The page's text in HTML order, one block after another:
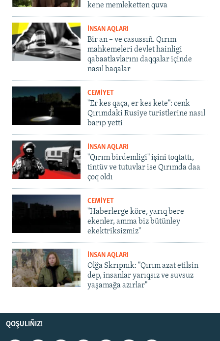
kene memleketten quva
İNSAN AQLARI
Bir an – ve casussıñ. Qırım
mahkemeleri devlet hainligi
qabaatlavlarını daqqalar içinde
nasıl baqalar
CEMİYET
"Er kes qaça, er kes kete": cenk
Qırımdaki Rusiye turistlerine nasıl
barıp yetti
İNSAN AQLARI
"Qırım birdemligi" işini toqtattı,
tintüv ve tutuvlar ise Qırımda daa
çoq oldı
CEMİYET
"Haberlerge köre, yarıq bere
ekenler, amma biz bütünley
ekektriksizmiz"
İNSAN AQLARI
Olğa Skrıpnık: "Qırım azat etilsin
dep, insanlar yarıqsız ve suvsuz
yaşamağa azırlar"
QOŞULIÑIZ!